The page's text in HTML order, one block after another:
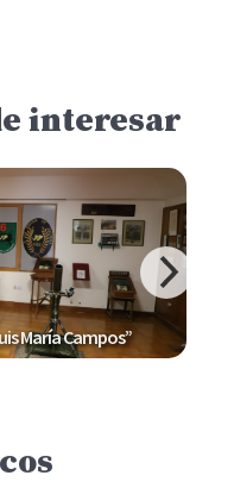
interesar
María Campos”